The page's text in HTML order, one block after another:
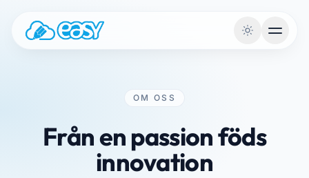
OM OSS
Från en passion föds
innovation